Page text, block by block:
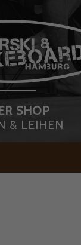
SHOP
& LEIHEN